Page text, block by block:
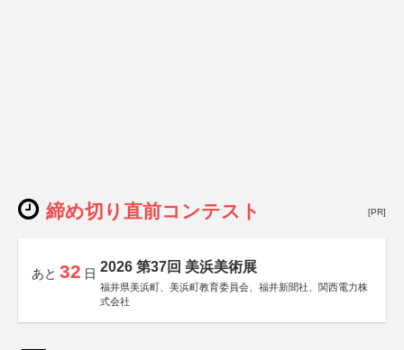
締め切り直前コンテスト [PR]
あと 32 日 2026 第37回 美浜美術展
福井県美浜町、美浜町教育委員会、福井新聞社、関西電力株
式会社